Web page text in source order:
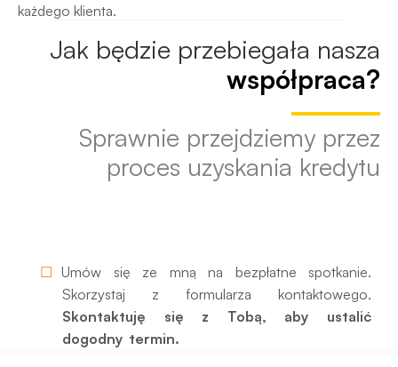
każdego klienta.
Jak będzie przebiegała nasza
współpraca?
Sprawnie przejdziemy przez
proces uzyskania kredytu
Umów się ze mną na bezpłatne spotkanie.
Skorzystaj z formularza kontaktowego.
Skontaktuję się z Tobą, aby ustalić
dogodny termin.